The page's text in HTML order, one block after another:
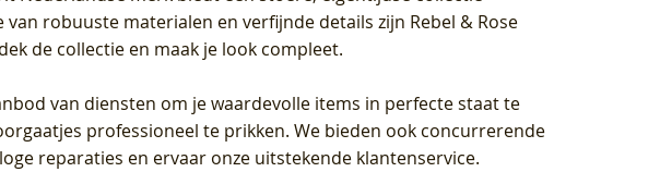
robuuste materialen en verfijnde details zijn Rebel & Rose
de collectie en maak je look compleet.
van diensten om je waardevolle items in perfecte staat te
professioneel te prikken. We bieden ook concurrerende
reparaties en ervaar onze uitstekende klantenservice.